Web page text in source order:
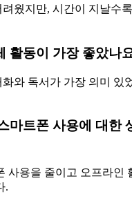
웠지만, 시간이 지날수
활동이 가장 좋았나
와 독서가 가장 의미 있
마트폰 사용에 대한
사용을 줄이고 오프라인
.